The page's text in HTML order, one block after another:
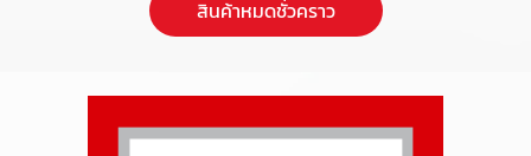
สินค้าหมดชั่วคราว